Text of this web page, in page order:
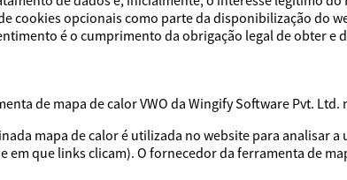
cookies opcionais como parte da disponibilização do
é o cumprimento da obrigação legal de obter e
de mapa de calor VWO da Wingify Software Pvt. Ltd.
mapa de calor é utilizada no website para analisar
em que links clicam). O fornecedor da ferramenta de